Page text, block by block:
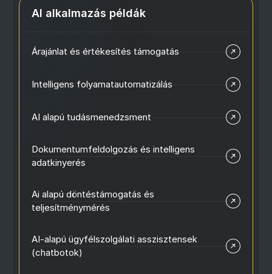
AI alkalmazás példák
Árajánlat és értékesítés támogatás
Intelligens folyamatautomatizálás
AI alapú tudásmenedzsment
Dokumentumfeldolgozás és intelligens
adatkinyerés
Ai alapú döntéstámogatás és
teljesítménymérés
AI-alapú ügyfélszolgálati asszisztensek
(chatbotok)